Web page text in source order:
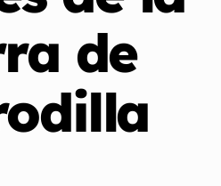
de